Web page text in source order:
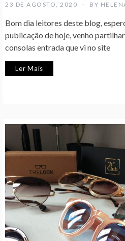
23 DE AGOSTO, 2020 BY
Bom dia leitores deste blog,
publicação de hoje, venho
consolas entrada que vi no site
Ler Mais